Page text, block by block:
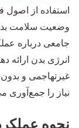
استفاده از اصول
وضعیت سلامت
جامعی درباره
انرژی بدن ارائه
غیرتهاجمی و
نیاز را جمع‌آوری
نحوه